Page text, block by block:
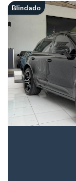
Blindado